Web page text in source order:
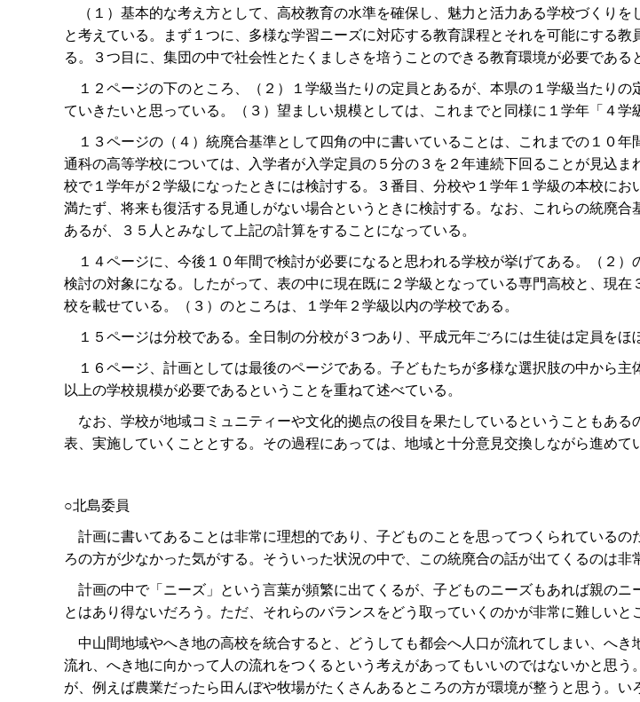
（１）基本的な考え方として、高校教育の水準を確保し、魅力と活力ある学校づくり
と考えている。まず１つに、多様な学習ニーズに対応する教育課程とそれを可能にする
る。３つ目に、集団の中で社会性とたくましさを培うことのできる教育環境が必要である
１２ページの下のところ、（２）１学級当たりの定員とあるが、本県の１学級当たり
ていきたいと思っている。（３）望ましい規模としては、これまでと同様に１学年「４学
１３ページの（４）統廃合基準として四角の中に書いていることは、これまでの１０
通科の高等学校については、入学者が入学定員の５分の３を２年連続下回ることが見込
校で１学年が２学級になったときには検討する。３番目、分校や１学年１学級の本校に
満たず、将来も復活する見通しがない場合というときに検討する。なお、これらの統廃
あるが、３５人とみなして上記の計算をすることになっている。
１４ページに、今後１０年間で検討が必要になると思われる学校が挙げてある。（２
検討の対象になる。したがって、表の中に現在既に２学級となっている専門高校と、現
校を載せている。（３）のところは、１学年２学級以内の学校である。
１５ページは分校である。全日制の分校が３つあり、平成元年ごろには生徒は定員をほ
１６ページ、計画としては最後のページである。子どもたちが多様な選択肢の中から
以上の学校規模が必要であるということを重ねて述べている。
なお、学校が地域コミュニティーや文化的拠点の役目を果たしているということもあ
表、実施していくこととする。その過程にあっては、地域と十分意見交換しながら進めて
○北島委員
計画に書いてあることは非常に理想的であり、子どものことを思ってつくられている
ろの方が少なかった気がする。そういった状況の中で、この統廃合の話が出てくるのは非
計画の中で「ニーズ」という言葉が頻繁に出てくるが、子どものニーズもあれば親の
とはあり得ないだろう。ただ、それらのバランスをどう取っていくのかが非常に難しい
中山間地域やへき地の高校を統合すると、どうしても都会へ人口が流れてしまい、へ
流れ、へき地に向かって人の流れをつくるという考えがあってもいいのではないかと思
が、例えば農業だったら田んぼや牧場がたくさんあるところの方が環境が整うと思う。